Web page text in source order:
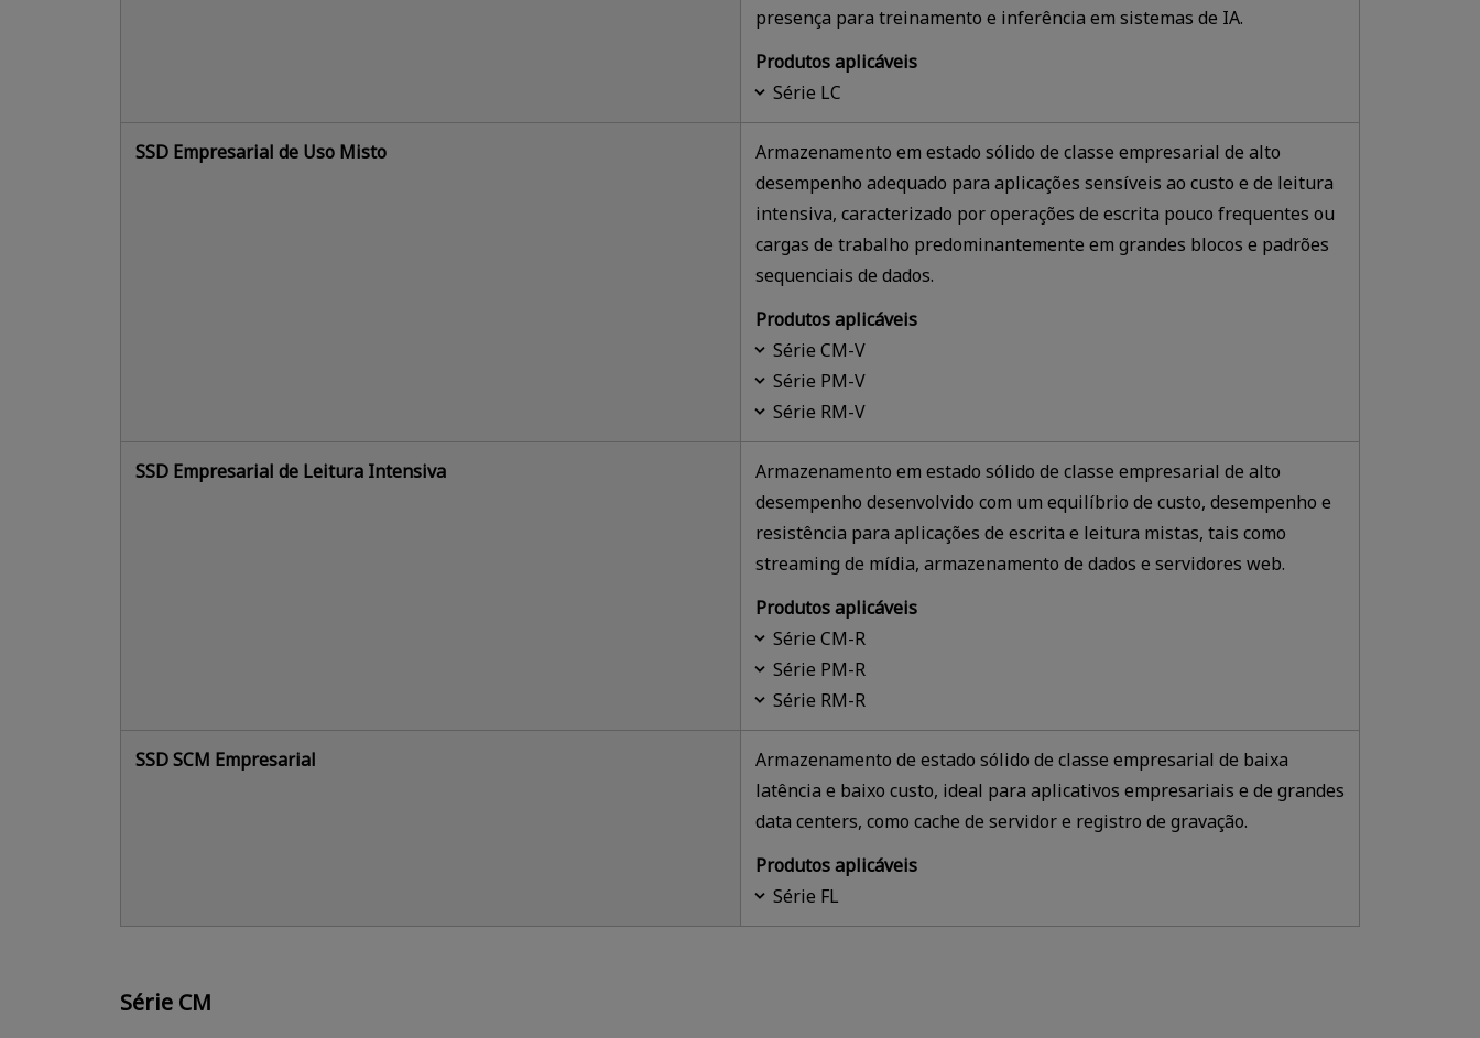
presença para treinamento e inferência em sistemas de IA.
Produtos aplicáveis
Série LC
SSD Empresarial de Uso Misto
Armazenamento em estado sólido de classe empresarial de alto
desempenho adequado para aplicações sensíveis ao custo e de leitura
intensiva, caracterizado por operações de escrita pouco frequentes ou
cargas de trabalho predominantemente em grandes blocos e padrões
sequenciais de dados.
Produtos aplicáveis
Série CM-V
Série PM-V
Série RM-V
SSD Empresarial de Leitura Intensiva
Armazenamento em estado sólido de classe empresarial de alto
desempenho desenvolvido com um equilíbrio de custo, desempenho e
resistência para aplicações de escrita e leitura mistas, tais como
streaming de mídia, armazenamento de dados e servidores web.
Produtos aplicáveis
Série CM-R
Série PM-R
Série RM-R
SSD SCM Empresarial
Armazenamento de estado sólido de classe empresarial de baixa
latência e baixo custo, ideal para aplicativos empresariais e de grandes
data centers, como cache de servidor e registro de gravação.
Produtos aplicáveis
Série FL
Série CM